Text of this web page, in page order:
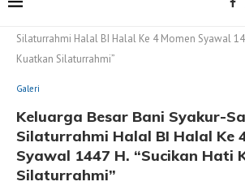
Silaturrahmi Halal BI Halal Ke 4 Momen Syawal
Kuatkan Silaturrahmi”
Galeri
Keluarga Besar Bani Syakur-
Silaturrahmi Halal BI Halal Ke
Syawal 1447 H. “Sucikan Hati
Silaturrahmi”